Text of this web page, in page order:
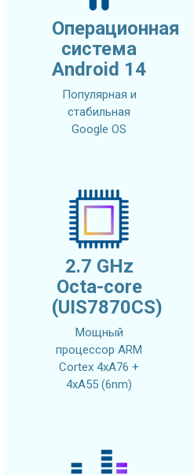
Операционная
система
Android 14
Популярная и
стабильная
Google OS
2.7 GHz
Octa-core
(UIS7870CS)
Мощный
процессор ARM
Cortex 4xA76 +
4xA55 (6nm)